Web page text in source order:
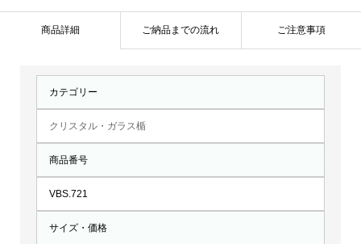
商品詳細 ご納品までの流れ ご注意事項
カテゴリー
クリスタル・ガラス楯
商品番号
VBS.721
サイズ・価格